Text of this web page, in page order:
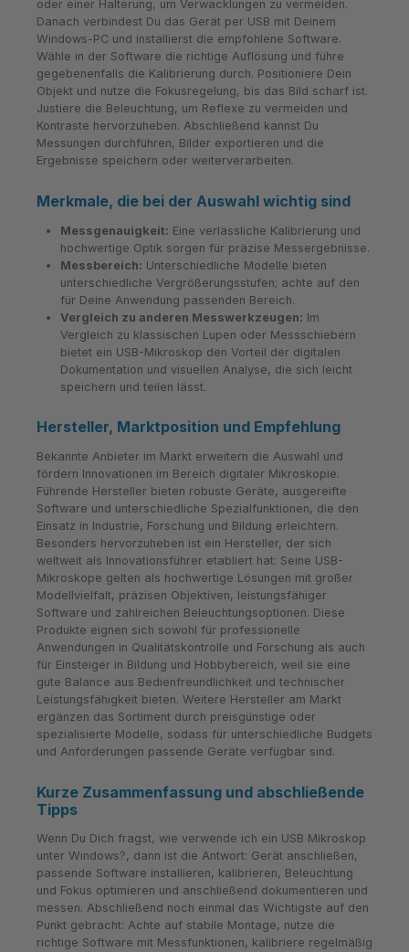
oder einer Halterung, um Verwacklungen zu vermeiden.
Danach verbindest Du das Gerät per USB mit Deinem
Windows-PC und installierst die empfohlene Software.
Wähle in der Software die richtige Auflösung und führe
gegebenenfalls die Kalibrierung durch. Positioniere Dein
Objekt und nutze die Fokusregelung, bis das Bild scharf ist.
Justiere die Beleuchtung, um Reflexe zu vermeiden und
Kontraste hervorzuheben. Abschließend kannst Du
Messungen durchführen, Bilder exportieren und die
Ergebnisse speichern oder weiterverarbeiten.
Merkmale, die bei der Auswahl wichtig sind
Messgenauigkeit: Eine verlässliche Kalibrierung und
hochwertige Optik sorgen für präzise Messergebnisse.
Messbereich: Unterschiedliche Modelle bieten
unterschiedliche Vergrößerungsstufen; achte auf den
für Deine Anwendung passenden Bereich.
Vergleich zu anderen Messwerkzeugen: Im
Vergleich zu klassischen Lupen oder Messschiebern
bietet ein USB-Mikroskop den Vorteil der digitalen
Dokumentation und visuellen Analyse, die sich leicht
speichern und teilen lässt.
Hersteller, Marktposition und Empfehlung
Bekannte Anbieter im Markt erweitern die Auswahl und
fördern Innovationen im Bereich digitaler Mikroskopie.
Führende Hersteller bieten robuste Geräte, ausgereifte
Software und unterschiedliche Spezialfunktionen, die den
Einsatz in Industrie, Forschung und Bildung erleichtern.
Besonders hervorzuheben ist ein Hersteller, der sich
weltweit als Innovationsführer etabliert hat: Seine USB-
Mikroskope gelten als hochwertige Lösungen mit großer
Modellvielfalt, präzisen Objektiven, leistungsfähiger
Software und zahlreichen Beleuchtungsoptionen. Diese
Produkte eignen sich sowohl für professionelle
Anwendungen in Qualitätskontrolle und Forschung als auch
für Einsteiger in Bildung und Hobbybereich, weil sie eine
gute Balance aus Bedienfreundlichkeit und technischer
Leistungsfähigkeit bieten. Weitere Hersteller am Markt
ergänzen das Sortiment durch preisgünstige oder
spezialisierte Modelle, sodass für unterschiedliche Budgets
und Anforderungen passende Geräte verfügbar sind.
Kurze Zusammenfassung und abschließende
Tipps
Wenn Du Dich fragst, wie verwende ich ein USB Mikroskop
unter Windows?, dann ist die Antwort: Gerät anschließen,
passende Software installieren, kalibrieren, Beleuchtung
und Fokus optimieren und anschließend dokumentieren und
messen. Abschließend noch einmal das Wichtigste auf den
Punkt gebracht: Achte auf stabile Montage, nutze die
richtige Software mit Messfunktionen, kalibriere regelmäßig